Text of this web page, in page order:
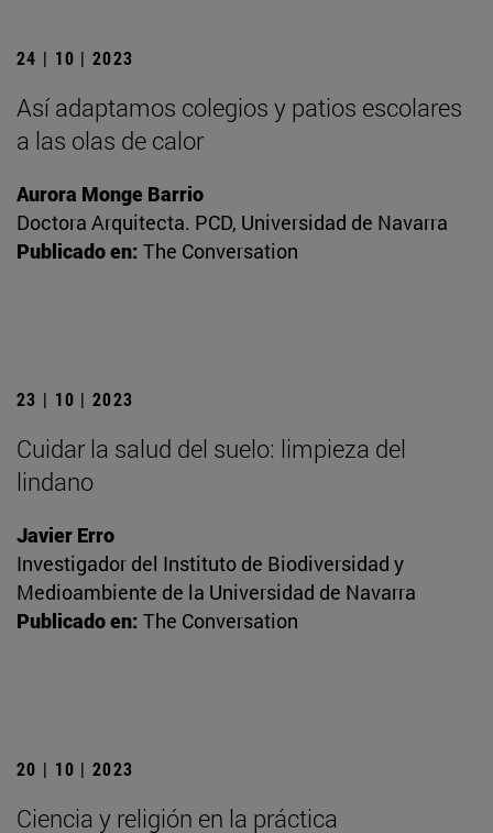
24 | 10 | 2023
Así adaptamos colegios y patios escolares
a las olas de calor
Aurora Monge Barrio
Doctora Arquitecta. PCD, Universidad de Navarra
Publicado en: The Conversation
23 | 10 | 2023
Cuidar la salud del suelo: limpieza del
lindano
Javier Erro
Investigador del Instituto de Biodiversidad y
Medioambiente de la Universidad de Navarra
Publicado en: The Conversation
20 | 10 | 2023
Ciencia y religión en la práctica